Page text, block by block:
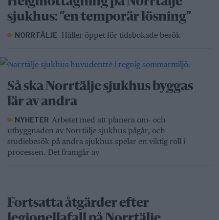
sjukhus: ”en temporär lösning”
NORRTÄLJE Håller öppet för tidsbokade besök
Så ska Norrtälje sjukhus byggas –
lär av andra
NYHETER Arbetet med att planera om- och
utbyggnaden av Norrtälje sjukhus pågår, och
studiebesök på andra sjukhus spelar en viktig roll i
processen. Det framgår av
Fortsatta åtgärder efter